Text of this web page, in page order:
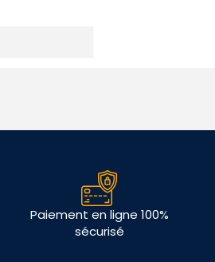
Paiement en ligne 100%
sécurisé